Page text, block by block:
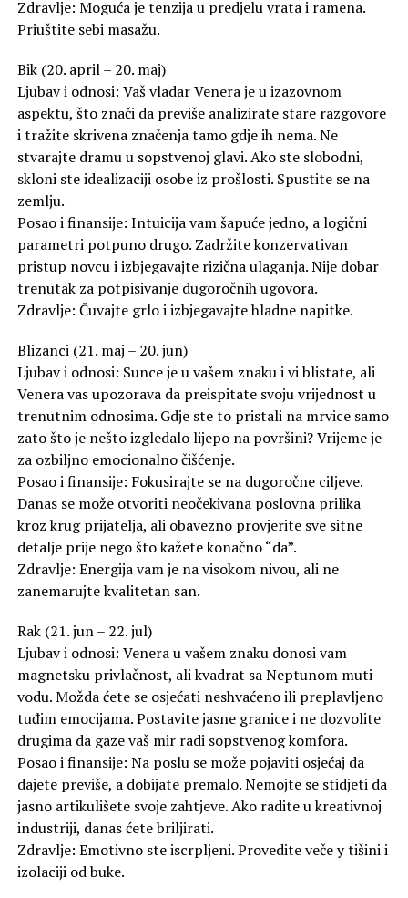
Zdravlje: Moguća je tenzija u predjelu vrata i ramena.
Priuštite sebi masažu.
Bik (20. april – 20. maj)
Ljubav i odnosi: Vaš vladar Venera je u izazovnom
aspektu, što znači da previše analizirate stare razgovore
i tražite skrivena značenja tamo gdje ih nema. Ne
stvarajte dramu u sopstvenoj glavi. Ako ste slobodni,
skloni ste idealizaciji osobe iz prošlosti. Spustite se na
zemlju.
Posao i finansije: Intuicija vam šapuće jedno, a logični
parametri potpuno drugo. Zadržite konzervativan
pristup novcu i izbjegavajte rizična ulaganja. Nije dobar
trenutak za potpisivanje dugoročnih ugovora.
Zdravlje: Čuvajte grlo i izbjegavajte hladne napitke.
Blizanci (21. maj – 20. jun)
Ljubav i odnosi: Sunce je u vašem znaku i vi blistate, ali
Venera vas upozorava da preispitate svoju vrijednost u
trenutnim odnosima. Gdje ste to pristali na mrvice samo
zato što je nešto izgledalo lijepo na površini? Vrijeme je
za ozbiljno emocionalno čišćenje.
Posao i finansije: Fokusirajte se na dugoročne ciljeve.
Danas se može otvoriti neočekivana poslovna prilika
kroz krug prijatelja, ali obavezno provjerite sve sitne
detalje prije nego što kažete konačno “da”.
Zdravlje: Energija vam je na visokom nivou, ali ne
zanemarujte kvalitetan san.
Rak (21. jun – 22. jul)
Ljubav i odnosi: Venera u vašem znaku donosi vam
magnetsku privlačnost, ali kvadrat sa Neptunom muti
vodu. Možda ćete se osjećati neshvaćeno ili preplavljeno
tuđim emocijama. Postavite jasne granice i ne dozvolite
drugima da gaze vaš mir radi sopstvenog komfora.
Posao i finansije: Na poslu se može pojaviti osjećaj da
dajete previše, a dobijate premalo. Nemojte se stidjeti da
jasno artikulišete svoje zahtjeve. Ako radite u kreativnoj
industriji, danas ćete briljirati.
Zdravlje: Emotivno ste iscrpljeni. Provedite veče у tišini i
izolaciji od buke.